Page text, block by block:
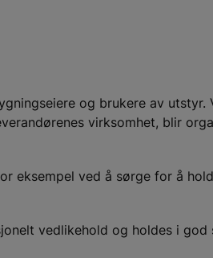
og brukere av utstyr.
virksomhet, blir
eksempel ved å sørge for å
vedlikehold og holdes i god